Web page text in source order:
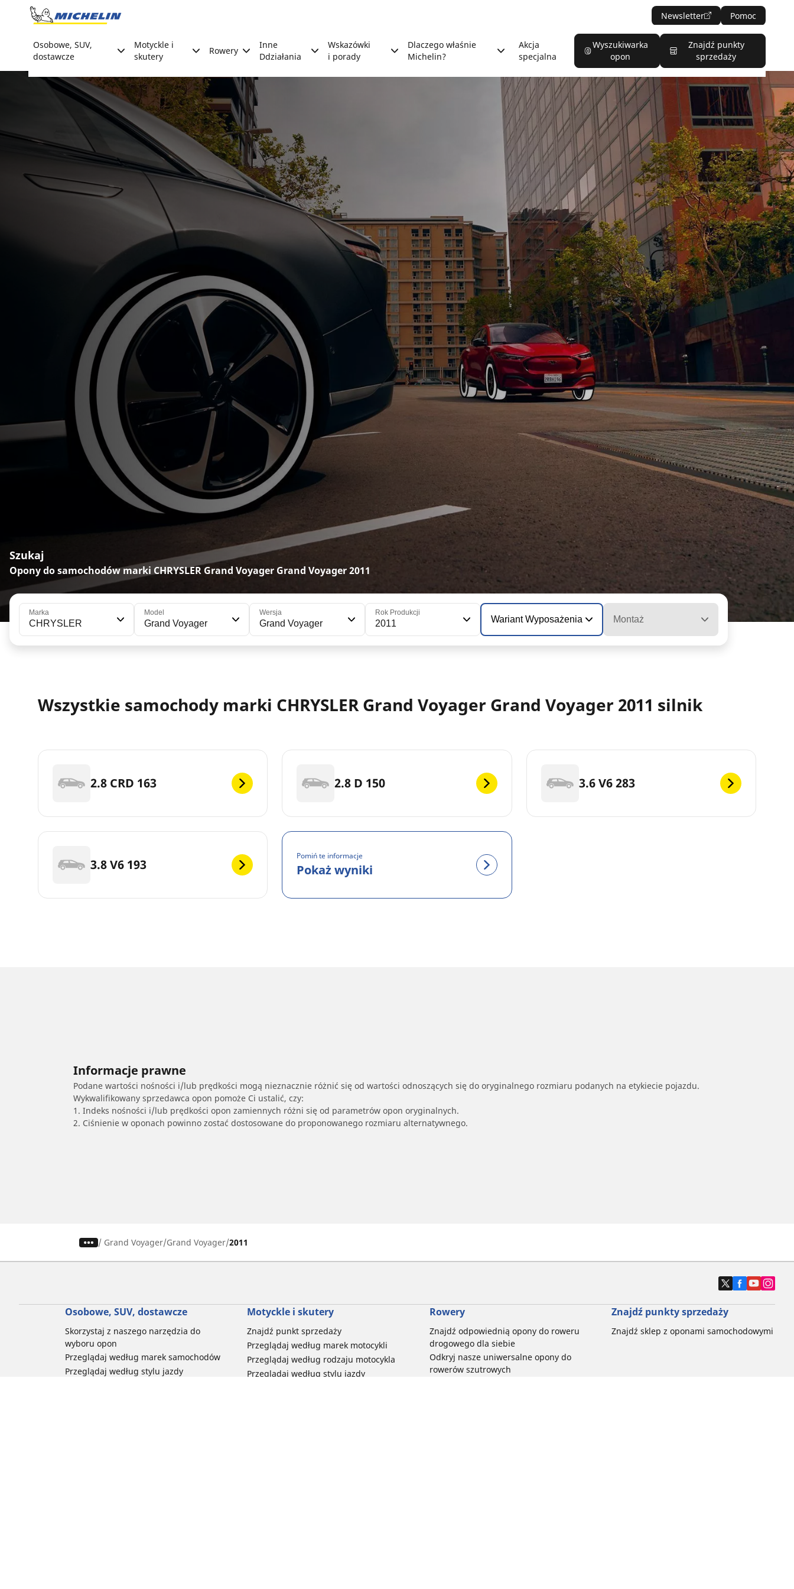
Go to page content
Newsletter Pomoc
Osobowe, SUV,
dostawcze
Motyckle i
skutery
Rowery
Inne
Ddziałania
Wskazówki
i porady
Dlaczego właśnie
Michelin?
Akcja
specjalna
Wyszukiwarka
opon
Znajdź punkty
sprzedaży
Szukaj
Opony do samochodów marki CHRYSLER Grand Voyager Grand Voyager 2011
Marka
CHRYSLER
Model
Grand Voyager
Wersja
Grand Voyager
Rok Produkcji
2011 Wariant Wyposażenia Montaż
Wszystkie samochody marki CHRYSLER Grand Voyager Grand Voyager 2011 silnik
2.8 CRD 163 2.8 D 150 3.6 V6 283
3.8 V6 193
Pomiń te informacje
Pokaż wyniki
Informacje prawne
Podane wartości nośności i/lub prędkości mogą nieznacznie różnić się od wartości odnoszących się do oryginalnego rozmiaru podanych na etykiecie pojazdu.
Wykwalifikowany sprzedawca opon pomoże Ci ustalić, czy:
1. Indeks nośności i/lub prędkości opon zamiennych różni się od parametrów opon oryginalnych.
2. Ciśnienie w oponach powinno zostać dostosowane do proponowanego rozmiaru alternatywnego.
/ Grand Voyager Grand Voyager 2011
Osobowe, SUV, dostawcze
Skorzystaj z naszego narzędzia do
wyboru opon
Przeglądaj według marek samochodów
Przeglądaj według stylu jazdy
Motyckle i skutery
Znajdź punkt sprzedaży
Przeglądaj według marek motocykli
Przeglądaj według rodzaju motocykla
Przeglądaj według stylu jazdy
Rowery
Znajdź odpowiednią opony do roweru
drogowego dla siebie
Odkryj nasze uniwersalne opony do
rowerów szutrowych
Znajdź punkty sprzedaży
Znajdź sklep z oponami samochodowymi